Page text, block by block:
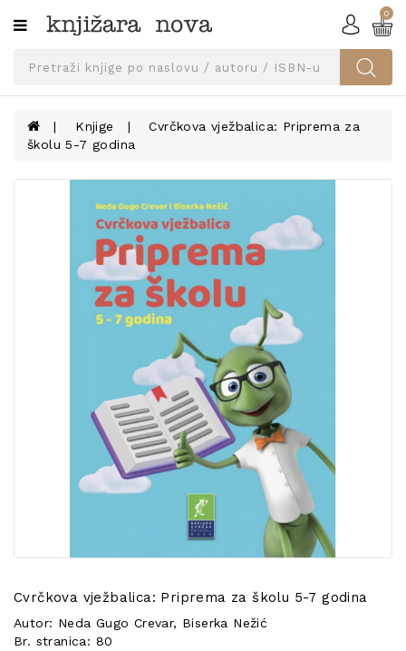
Kategorije
SVEUČILIŠNA
UDŽBENICI
PRIBOR
0
Knjige
Cvrčkova vježbalica: Priprema za
školu 5-7 godina
Cvrčkova vježbalica: Priprema za školu 5-7 godina
Autor: Neda Gugo Crevar, Biserka Nežić
Br. stranica: 80